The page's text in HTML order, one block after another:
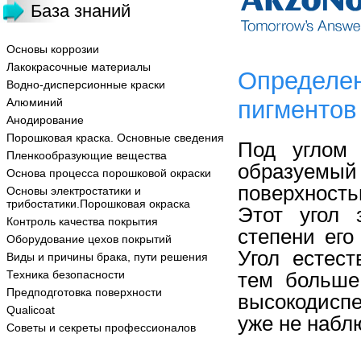
База знаний
Основы коррозии
Лакокрасочные материалы
Водно-дисперсионные краски
Алюминий
Анодирование
Порошковая краска. Основные сведения
Пленкообразующие вещества
Основа процесса порошковой окраски
Основы электростатики и
трибостатики.Порошковая окраска
Контроль качества покрытия
Оборудование цехов покрытий
Виды и причины брака, пути решения
Техника безопасности
Предподготовка поверхности
Qualicoat
Советы и секреты профессионалов
пигментов
Под углом
Этот угол
степени
Угол
тем
уже не